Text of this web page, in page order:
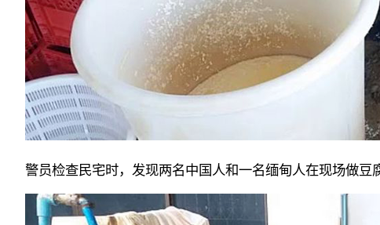
警员检查民宅时，发现两名中国人和一名缅甸人在现场做豆